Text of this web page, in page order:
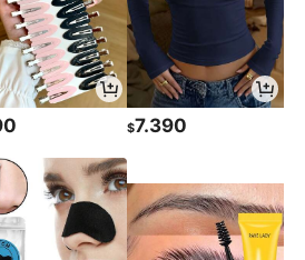
$7.390